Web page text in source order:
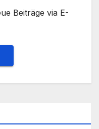
Beiträge via E-